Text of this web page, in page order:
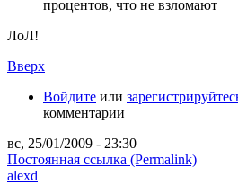
процентов, что не взломают
ЛоЛ!
Вверх
Войдите или
комментарии
вс, 25/01/2009 - 23:30
Постоянная ссылка (Permalink)
alexd